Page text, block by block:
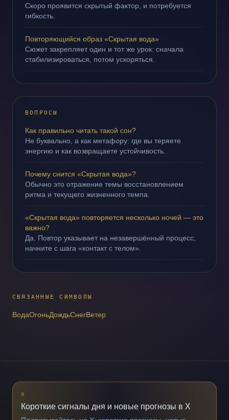
Скоро проявится скрытый фактор, и потребуется
гибкость.
Повторяющийся образ «Скрытая вода»
Сюжет закрепляет один и тот же урок: сначала
стабилизироваться, потом ускоряться.
ВОПРОСЫ
Как правильно читать такой сон?
Не буквально, а как метафору: где вы теряете
энергию и как возвращаете устойчивость.
Почему снится «Скрытая вода»?
Обычно это отражение темы восстановлением
ритма и текущего жизненного темпа.
«Скрытая вода» повторяется несколько ночей — это
важно?
Да. Повтор указывает на незавершённый процесс;
начните с шага «контакт с телом».
СВЯЗАННЫЕ СИМВОЛЫ
ВодаОгоньДождьСнегВетер
X
Короткие сигналы дня и новые прогнозы в X